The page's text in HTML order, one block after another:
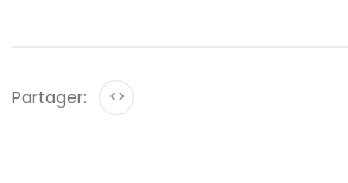
Partager: <>